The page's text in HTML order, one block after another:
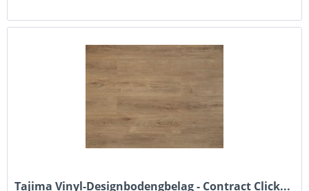
Tajima Vinyl-Designbodengbelag - Contract Click...